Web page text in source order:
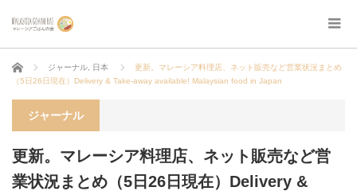
ホーム ジャーナル 日本
更新。マレーシア料理店、ネット販売など営業状況まとめ
（5日26日現在）Delivery & Take-away available! Malaysian food in Japan
ジャーナル
更新。マレーシア料理店、ネット販売など営
業状況まとめ（5日26日現在）Delivery &